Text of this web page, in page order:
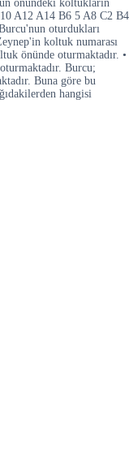
önündeki koltukların
A12 A14 B6 5 A8 C2 B4
oturdukları
koltuk numarası
önünde oturmaktadır. •
Burcu;
Buna göre bu
hangisi